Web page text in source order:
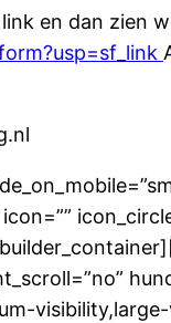
en dan zien